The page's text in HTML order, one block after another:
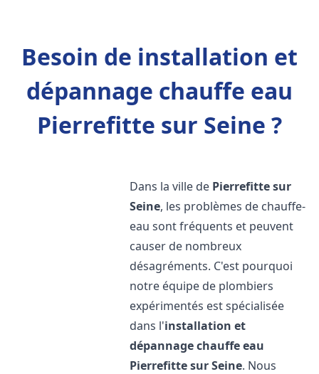
Besoin de installation et
dépannage chauffe eau
Pierrefitte sur Seine ?
Dans la ville de Pierrefitte sur
Seine, les problèmes de chauffe-
eau sont fréquents et peuvent
causer de nombreux
désagréments. C'est pourquoi
notre équipe de plombiers
expérimentés est spécialisée
dans l'installation et
dépannage chauffe eau
Pierrefitte sur Seine. Nous